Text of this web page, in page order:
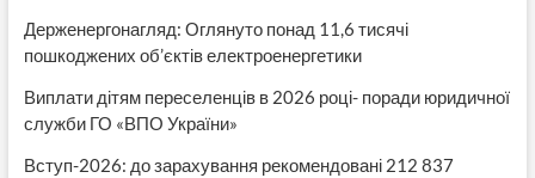
Держенергонагляд: Оглянуто понад 11,6 тисячі
пошкоджених об’єктів електроенергетики
Виплати дітям переселенців в 2026 році- поради юридичної
служби ГО «ВПО України»
Вступ-2026: до зарахування рекомендовані 212 837